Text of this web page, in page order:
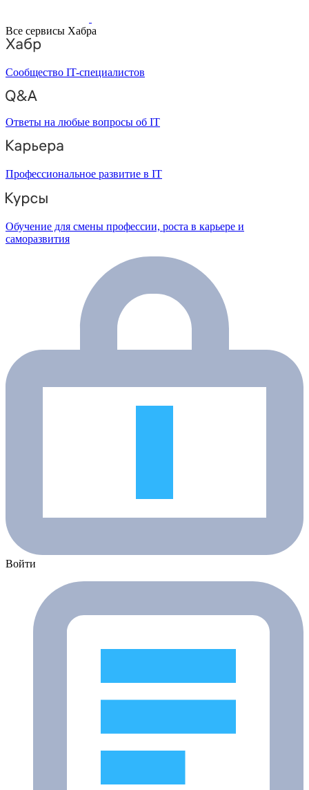
Все сервисы Хабра
Сообщество IT-специалистов
Ответы на любые вопросы об IT
Профессиональное развитие в IT
Обучение для смены профессии, роста в карьере и
саморазвития
Войти